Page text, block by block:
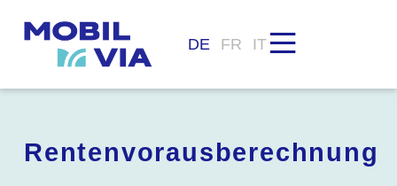
DE FR IT
Rentenvorausberechnung